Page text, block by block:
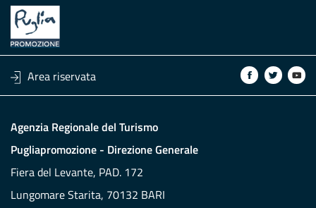
Area riservata
Agenzia Regionale del Turismo
Pugliapromozione - Direzione Generale
Fiera del Levante, PAD. 172
Lungomare Starita, 70132 BARI